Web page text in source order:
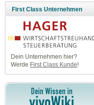
First Class Unternehmen
Dein Unternehmen hier?
Werde First Class Kunde!